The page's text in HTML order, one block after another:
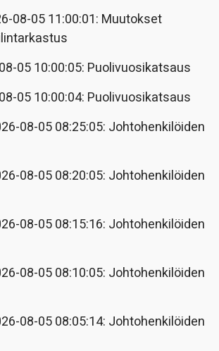
08-05 11:00:01: Muutokset
05 10:00:05: Puolivuosikatsaus
05 10:00:04: Puolivuosikatsaus
08-05 08:25:05: Johtohenkilöiden
08-05 08:20:05: Johtohenkilöiden
08-05 08:15:16: Johtohenkilöiden
08-05 08:10:05: Johtohenkilöiden
08-05 08:05:14: Johtohenkilöiden